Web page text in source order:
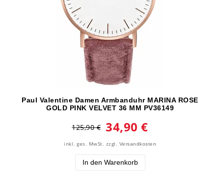
Paul Valentine Damen Armbanduhr MARINA ROSE
GOLD PINK VELVET 36 MM PV36149
125,90 € 34,90 €
inkl. ges. MwSt. zzgl. Versandkosten
In den Warenkorb